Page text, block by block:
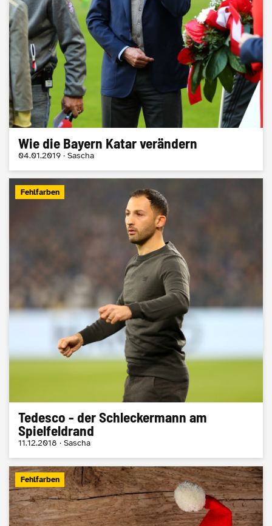
Wie die Bayern Katar verändern
04.01.2019 · Sascha
Fehlfarben
Tedesco - der Schleckermann am
Spielfeldrand
11.12.2018 · Sascha
Fehlfarben